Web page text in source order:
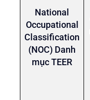
National
Occupational
Classification
(NOC) Danh
mục TEER